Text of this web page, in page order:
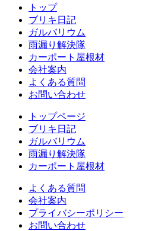
トップ
ブリキ日記
ガルバリウム
雨漏り解決隊
カーポート屋根材
会社案内
よくある質問
お問い合わせ
トップページ
ブリキ日記
ガルバリウム
雨漏り解決隊
カーポート屋根材
よくある質問
会社案内
プライバシーポリシー
お問い合わせ